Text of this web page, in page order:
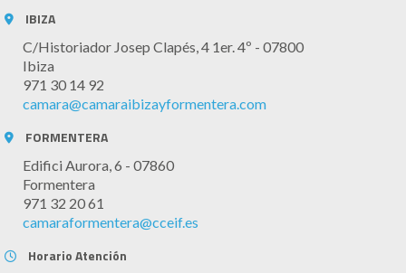
IBIZA
C/Historiador Josep Clapés, 4 1er. 4º - 07800
Ibiza
971 30 14 92
camara@camaraibizayformentera.com
FORMENTERA
Edifici Aurora, 6 - 07860
Formentera
971 32 20 61
camaraformentera@cceif.es
Horario Atención